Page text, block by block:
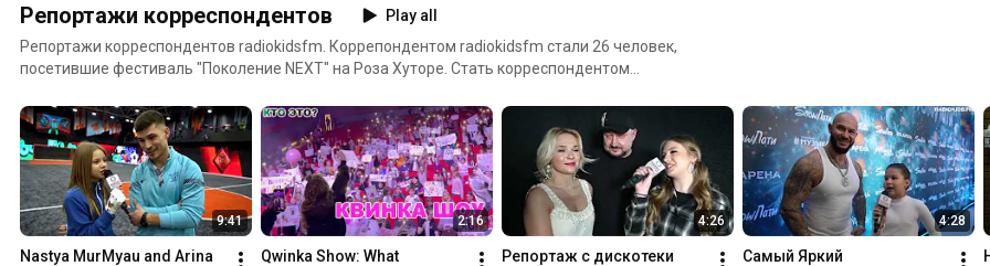
Репортажи корреспондентов
Play all
Репортажи корреспондентов radiokidsfm. Коррепондентом radiokidsfm стали 26 человек,
посетившие фестиваль "Поколение NEXT" на Роза Хуторе. Стать корреспондентом
690-89-90. Информация также на сайте - www.radiokids.fm
9:41
Nastya MurMyau and Arina
2:16
Qwinka Show: What
4:26
Репортаж с дискотеки
4:28
Самый Яркий